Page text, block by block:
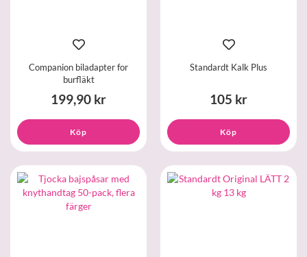
Companion biladapter for
burfläkt
199,90 kr
Köp
Standardt Kalk Plus
105 kr
Köp